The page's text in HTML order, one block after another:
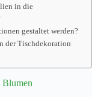
in die
gestaltet werden?
der Tischdekoration
Blumen